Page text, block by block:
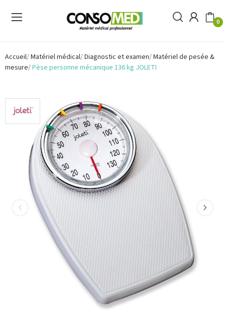
0
Accueil Matériel médical Diagnostic et examen Matériel de pesée &
mesure Pèse personne mécanique 136 kg JOLETI